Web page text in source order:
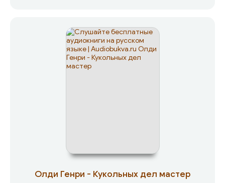
судье прекратить расследование. Подозревая
заговор монахов Шаолиня против власти ванов
и самого императора Бао продолжает
расследование.
Олди Генри - Кукольных дел мастер